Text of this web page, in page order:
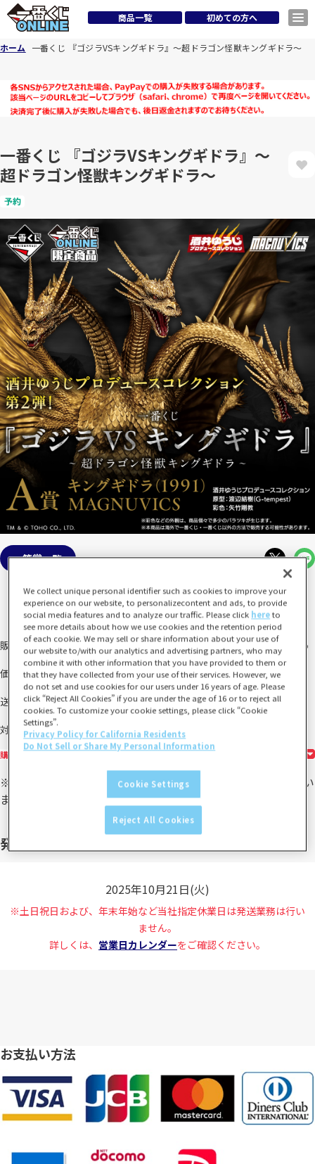
商品一覧 初めての方へ
ホーム 一番くじ 『ゴジラVSキングギドラ』～超ドラゴン怪獣キングギドラ～
一番くじ 『ゴジラVSキングギドラ』～
超ドラゴン怪獣キングギドラ～
等賞一覧
販売期間 2025年05月16日（金）17:00～2025年05月20日（火）19:05
価格
1回24,000円(税込)1決済当たり2回まで
送料
無料送料おまとめ対象
対象年齢 15歳以上
購入の前に必ずお読みください
※「ラストワン賞」「ダブルチャンスキャンペーン」はござい
ません。
発送予定
2025年10月21日(火)
※土日祝日および、年末年始など当社指定休業日は発送業務は行い
ません。
詳しくは、 営業日カレンダーをご確認ください。
お支払い方法
We collect unique personal identifier such as cookies to improve your
experience on our website, to personalizecontent and ads, to provide
social media features and to analyze our traffic. Please click hereto
see more details about how we use cookies and the retention period
of each cookie. We may sell or share information about your use of
our website to/with our analytics and advertising partners, who may
combine it with other information that you have provided to them or
that they have collected from your use of their services. However, we
do not set and use cookies for our users under 16 years of age. Please
click “Reject All Cookies” if you are under the age of 16 or to reject all
cookies. To customize your cookie settings, please click “Cookie
Settings”.
Privacy Policy for California Residents
Do Not Sell or Share My Personal Information
Cookie Settings
Reject All Cookies